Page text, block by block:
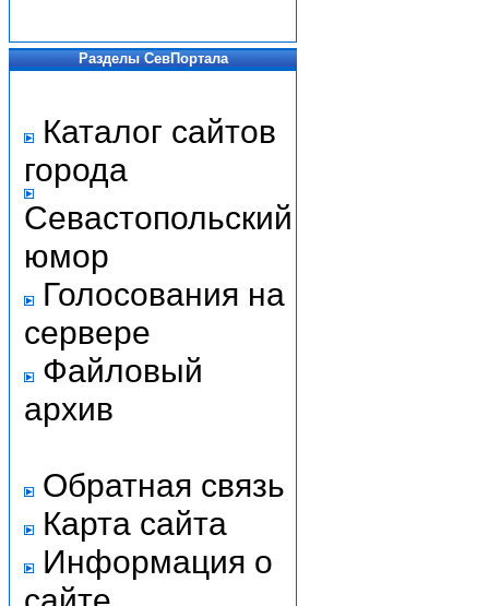
Разделы СевПортала
Каталог сайтов
города
Севастопольский
юмор
Голосования на
сервере
Файловый
архив
Обратная связь
Карта сайта
Информация о